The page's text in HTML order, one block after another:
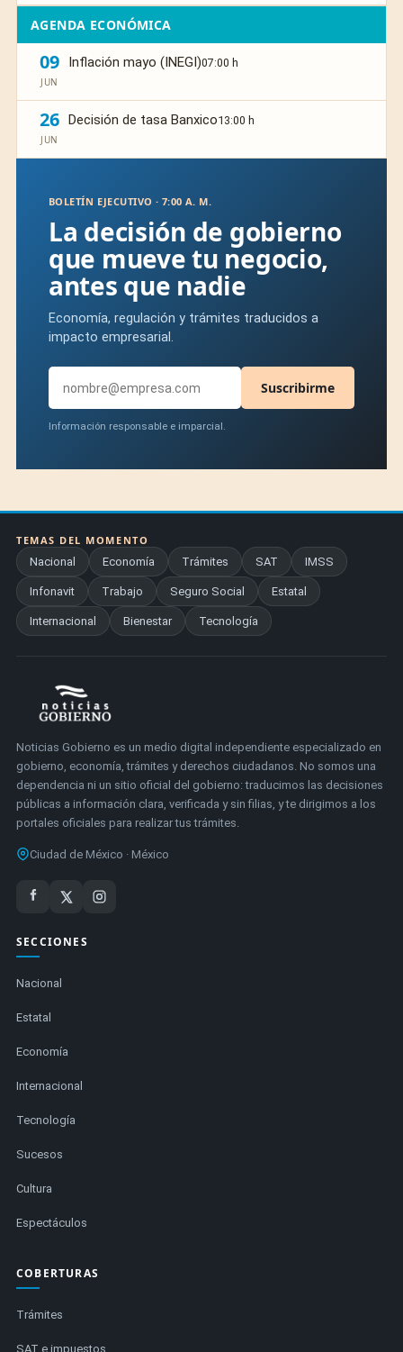
AGENDA ECONÓMICA
09
JUN
Inflación mayo (INEGI)07:00 h
26
JUN
Decisión de tasa Banxico13:00 h
BOLETÍN EJECUTIVO · 7:00 A. M.
La decisión de gobierno
que mueve tu negocio,
antes que nadie
Economía, regulación y trámites traducidos a
impacto empresarial.
Suscribirme
Información responsable e imparcial.
TEMAS DEL MOMENTO
Nacional
Economía Trámites SAT IMSS
Infonavit Trabajo Seguro Social Estatal
Internacional Bienestar Tecnología
Noticias Gobierno es un medio digital independiente especializado en
gobierno, economía, trámites y derechos ciudadanos. No somos una
dependencia ni un sitio oficial del gobierno: traducimos las decisiones
públicas a información clara, verificada y sin filias, y te dirigimos a los
portales oficiales para realizar tus trámites.
Ciudad de México · México
SECCIONES
Nacional
Estatal
Economía
Internacional
Tecnología
Sucesos
Cultura
Espectáculos
COBERTURAS
Trámites
SAT e impuestos